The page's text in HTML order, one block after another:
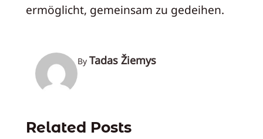
ermöglicht, gemeinsam zu gedeihen.
By Tadas Žiemys
Related Posts